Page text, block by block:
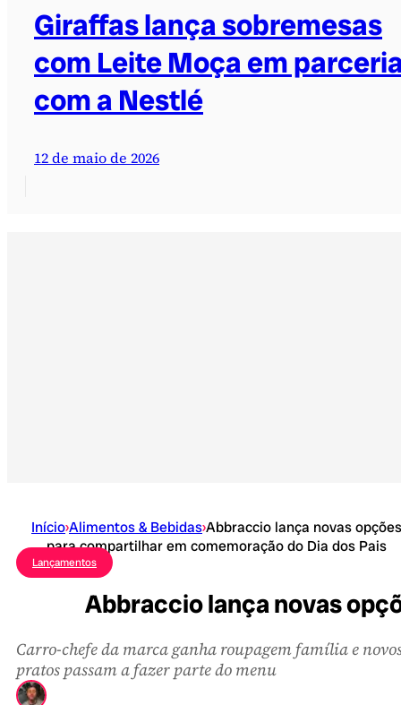
Giraffas lança sobremesas
com Leite Moça em
com a Nestlé
12 de maio de 2026
Início›Alimentos & Bebidas›Abbraccio lança novas opções
para compartilhar em comemoração do Dia dos Pais
Lançamentos
Abbraccio lança novas
Carro-chefe da marca ganha roupagem família e
pratos passam a fazer parte do menu